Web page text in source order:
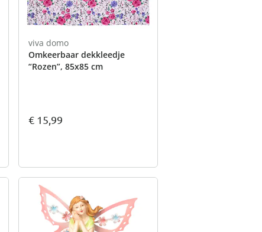
viva domo
Omkeerbaar dekkleedje
“Rozen”, 85x85 cm
€ 15,99